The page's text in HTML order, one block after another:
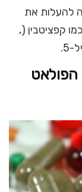
להעלות את
קפציטבין (,
5.